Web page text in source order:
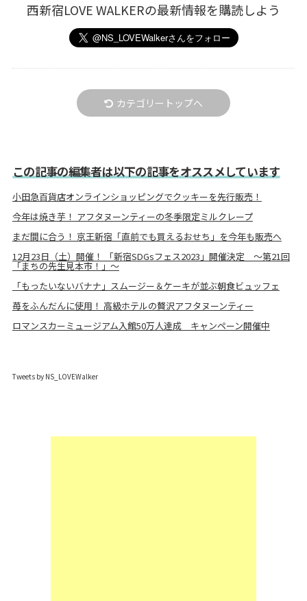
西新宿LOVE WALKERの最新情報を購読しよう
カテゴリートップへ
この記事の編集者は以下の記事をオススメしています
小田急百貨店オンラインショッピングでクッキーを先行販売！
今年は焼き芋！ アフタヌーンティーの冬季限定ミルクレープ
まだ間に合う！ 京王新宿「直前でも買えるおせち」を今年も販売へ
12月23日（土）開催！ 「新宿SDGsフェス2023」開催決定 ～第21回
「まちの先生見本市！」～
「もったいないバナナ」スムージー＆ケーキが並ぶ朝食ビュッフェ
苺をふんだんに使用！ 高級ホテルの贅沢アフタヌーンティー
ロマンスカーミュージアム入館50万人達成 キャンペーン開催中
Tweets by NS_LOVEWalker